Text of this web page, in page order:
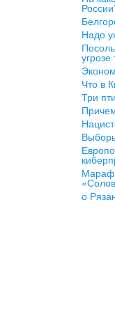
Надо
Что в
Три
о